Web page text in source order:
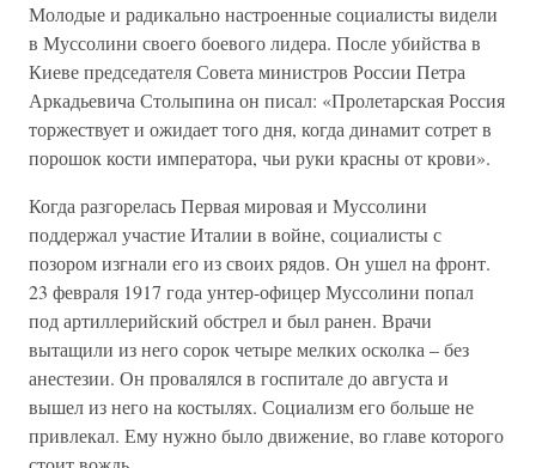
Молодые и радикально настроенные социалисты видели
в Муссолини своего боевого лидера. После убийства в
Киеве председателя Совета министров России Петра
Аркадьевича Столыпина он писал: «Пролетарская Россия
торжествует и ожидает того дня, когда динамит сотрет в
порошок кости императора, чьи руки красны от крови».
Когда разгорелась Первая мировая и Муссолини
поддержал участие Италии в войне, социалисты с
позором изгнали его из своих рядов. Он ушел на фронт.
23 февраля 1917 года унтер-офицер Муссолини попал
под артиллерийский обстрел и был ранен. Врачи
вытащили из него сорок четыре мелких осколка – без
анестезии. Он провалялся в госпитале до августа и
вышел из него на костылях. Социализм его больше не
привлекал. Ему нужно было движение, во главе которого